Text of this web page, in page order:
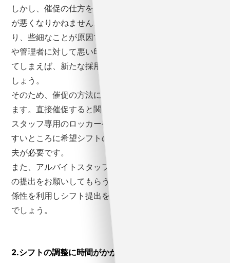
しかし、催促の仕方を間違えると、スタッフとの関係性
が悪くなりかねません。アルバイトは正社員とは異な
り、些細なことが原因で辞めてしまう人もいます。店長
や管理者に対して悪い印象を持たれ、短期間で辞められ
てしまえば、新たな採用などに追われることにもなるで
しょう。
そのため、催促の方法には細心の注意を払う必要があり
ます。直接催促すると関係性が悪化しかねない場合は、
スタッフ専用のロッカーやトイレ、ドアなど目につきや
すいところに希望シフトの提出期限を張り出すなどの工
夫が必要です。
また、アルバイトスタッフに、他のスタッフへとシフト
の提出をお願いしてもらう方法もあります。より近い関
係性を利用しシフト提出を促すのも、一つの手段となる
でしょう。
2.シフトの調整に時間がかかってしまう